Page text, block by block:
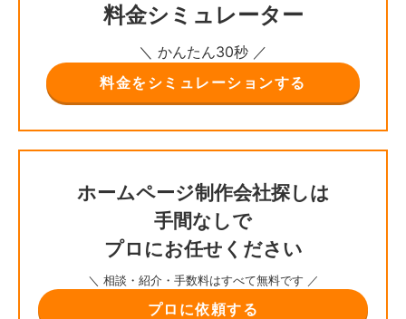
料金シミュレーター
＼ かんたん30秒 ／
料金をシミュレーションする
ホームページ制作会社探しは
手間なしで
プロにお任せください
＼ 相談・紹介・手数料はすべて無料です ／
プロに依頼する